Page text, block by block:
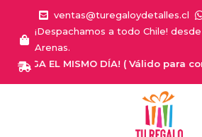
ventas@turegaloydetalles.cl
¡Despachamos a todo Chile!
Arenas.
EL MISMO DÍA! ( Válido para